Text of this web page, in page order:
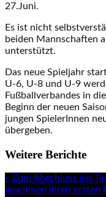
27.Juni.
Es ist nicht
beiden Mannschaften
unterstützt.
Das neue Spieljahr
U-6, U-8 und U-9
Fußballverbandes in
Beginn der neuen
jungen SpielerInnen
übergeben.
Weitere Berichte
« Zum Abschluss ein
gewinnen ihren ersten